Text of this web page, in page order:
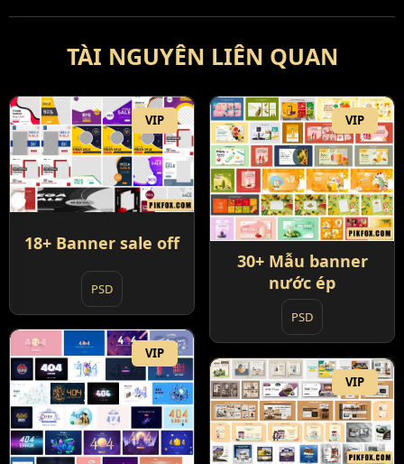
TÀI NGUYÊN LIÊN QUAN
VIP
18+ Banner sale off
PSD
VIP
30+ Mẫu banner
nước ép
PSD
VIP
VIP